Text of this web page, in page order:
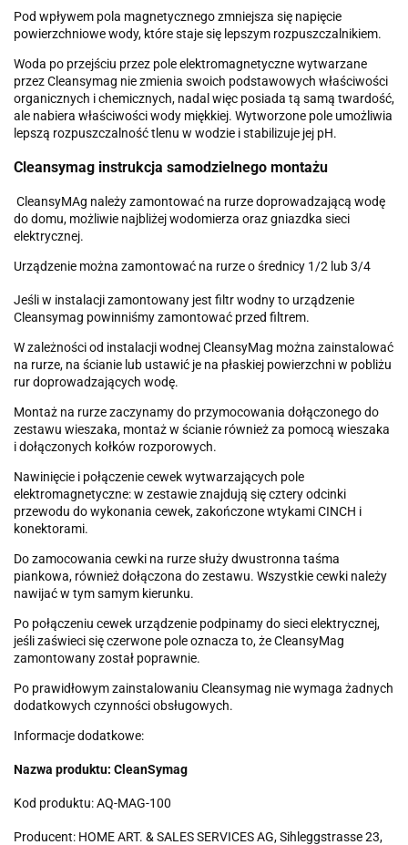
Pod wpływem pola magnetycznego zmniejsza się napięcie
powierzchniowe wody, które staje się lepszym rozpuszczalnikiem.
Woda po przejściu przez pole elektromagnetyczne wytwarzane
przez Cleansymag nie zmienia swoich podstawowych właściwości
organicznych i chemicznych, nadal więc posiada tą samą twardość,
ale nabiera właściwości wody miękkiej. Wytworzone pole umożliwia
lepszą rozpuszczalność tlenu w wodzie i stabilizuje jej pH.
Cleansymag instrukcja samodzielnego montażu
CleansyMAg należy zamontować na rurze doprowadzającą wodę
do domu, możliwie najbliżej wodomierza oraz gniazdka sieci
elektrycznej.
Urządzenie można zamontować na rurze o średnicy 1/2 lub 3/4
Jeśli w instalacji zamontowany jest filtr wodny to urządzenie
Cleansymag powinniśmy zamontować przed filtrem.
W zależności od instalacji wodnej CleansyMag można zainstalować
na rurze, na ścianie lub ustawić je na płaskiej powierzchni w pobliżu
rur doprowadzających wodę.
Montaż na rurze zaczynamy do przymocowania dołączonego do
zestawu wieszaka, montaż w ścianie również za pomocą wieszaka
i dołączonych kołków rozporowych.
Nawinięcie i połączenie cewek wytwarzających pole
elektromagnetyczne: w zestawie znajdują się cztery odcinki
przewodu do wykonania cewek, zakończone wtykami CINCH i
konektorami.
Do zamocowania cewki na rurze służy dwustronna taśma
piankowa, również dołączona do zestawu. Wszystkie cewki należy
nawijać w tym samym kierunku.
Po połączeniu cewek urządzenie podpinamy do sieci elektrycznej,
jeśli zaświeci się czerwone pole oznacza to, że CleansyMag
zamontowany został poprawnie.
Po prawidłowym zainstalowaniu Cleansymag nie wymaga żadnych
dodatkowych czynności obsługowych.
Informacje dodatkowe:
Nazwa produktu: CleanSymag
Kod produktu: AQ-MAG-100
Producent: HOME ART. & SALES SERVICES AG, Sihleggstrasse 23,